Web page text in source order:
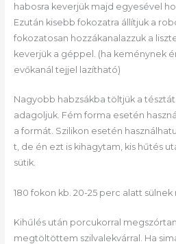
habosra keverjük majd egyesével
Ezután kisebb fokozatra állítjuk a
fokozatosan hozzákanalazzuk a
keverjük a géppel. (ha keménynek
evőkanál tejjel lazítható)
Nagyobb habzsákba töltjük a
adagoljuk. Fém forma esetén
a formát. Szilikon esetén
t, de én ezt is kihagytam, kis hűtés
sütik.
180 fokon kb. 20-25 perc alatt sülnek
Kihűlés után porcukorral
megtöltöttem szilvalekvárral. Ha